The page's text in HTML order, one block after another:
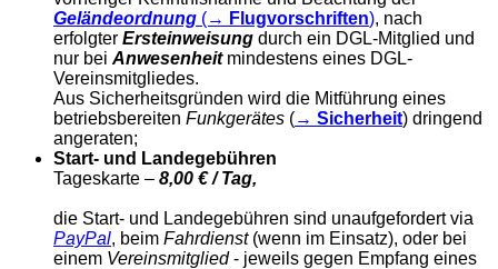
Geländeordnung (→ Flugvorschriften), nach
erfolgter Ersteinweisung durch ein DGL-Mitglied und
nur bei Anwesenheit mindestens eines DGL-
Vereinsmitgliedes.
Aus Sicherheitsgründen wird die Mitführung eines
betriebsbereiten Funkgerätes (→ Sicherheit) dringend
angeraten;
Start- und Landegebühren
Tageskarte – 8,00 € / Tag,
die Start- und Landegebühren sind unaufgefordert via
PayPal, beim Fahrdienst(wenn im Einsatz), oder bei
einem Vereinsmitglied- jeweils gegen Empfang eines